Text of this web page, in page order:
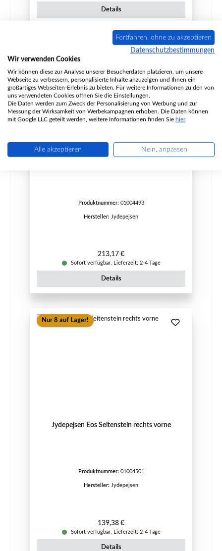
Details
Jydepejsen Eos Holzfang oben
Produktnummer: 01004493
Hersteller: Jydepejsen
Regulärer Preis:
213,17 €
Sofort verfügbar, Lieferzeit: 2-4 Tage
Details
Nur 8 auf Lager!
Jydepejsen Eos Seitenstein rechts vorne
Produktnummer: 01004501
Hersteller: Jydepejsen
Regulärer Preis:
139,38 €
Sofort verfügbar, Lieferzeit: 2-4 Tage
Details
Fortfahren, ohne zu akzeptieren
Datenschutzbestimmungen
Wir verwenden Cookies
Wir können diese zur Analyse unserer Besucherdaten platzieren, um unsere
Webseite zu verbessern, personalisierte Inhalte anzuzeigen und Ihnen ein
großartiges Webseiten-Erlebnis zu bieten. Für weitere Informationen zu den von
uns verwendeten Cookies öffnen Sie die Einstellungen.
Die Daten werden zum Zweck der Personalisierung von Werbung und zur
Messung der Wirksamkeit von Werbekampagnen erhoben. Die Daten können
mit Google LLC geteilt werden, weitere Informationen finden Sie hier.
Alle akzeptieren Nein, anpassen